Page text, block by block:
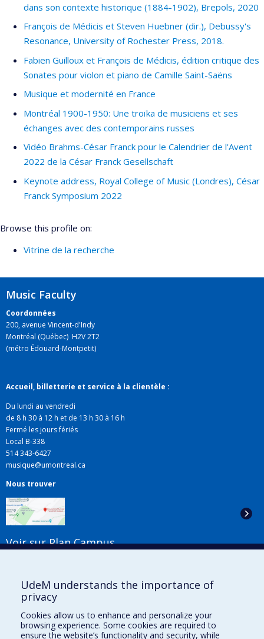
dans son contexte historique (1884-1902), Brepols, 2020
François de Médicis et Steven Huebner (dir.), Debussy's
Resonance, University of Rochester Press, 2018.
Fabien Guilloux et François de Médicis, édition critique des
Sonates pour violon et piano de Camille Saint-Saëns
Musique et modernité en France
Montréal 1900-1950: Une troïka de musiciens et ses
échanges avec des contemporains russes
Vidéo Brahms-César Franck pour le Calendrier de l'Avent
2022 de la César Franck Gesellschaft
Keynote address, Royal College of Music (Londres), César
Franck Symposium 2022
Browse this profile on:
Vitrine de la recherche
Music Faculty
Coordonnées
200, avenue Vincent-d'Indy
Montréal (Québec) H2V 2T2
(métro Édouard-Montpetit)
Accueil, billetterie et service à la clientèle :
Du lundi au vendredi
de 8 h 30 à 12 h et de 13 h 30 à 16 h
Fermé les jours fériés
Local B-338
514 343-6427
musique@umontreal.ca
Nous trouver
Voir sur Plan Campus
Liens utiles
UdeM understands the importance of
privacy
Cookies allow us to enhance and personalize your
browsing experience. Some cookies are required to
ensure the website’s functionality and security, while